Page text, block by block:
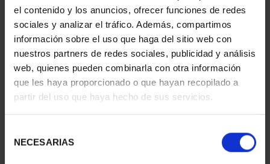
el contenido y los anuncios, ofrecer funciones de redes
sociales y analizar el tráfico. Además, compartimos
información sobre el uso que haga del sitio web con
nuestros partners de redes sociales, publicidad y análisis
web, quienes pueden combinarla con otra información
que les haya proporcionado o que hayan recopilado a
partir del uso que haya hecho de sus servicios.
NECESARIAS
REINOS DE IN...
€20.00
€9.00